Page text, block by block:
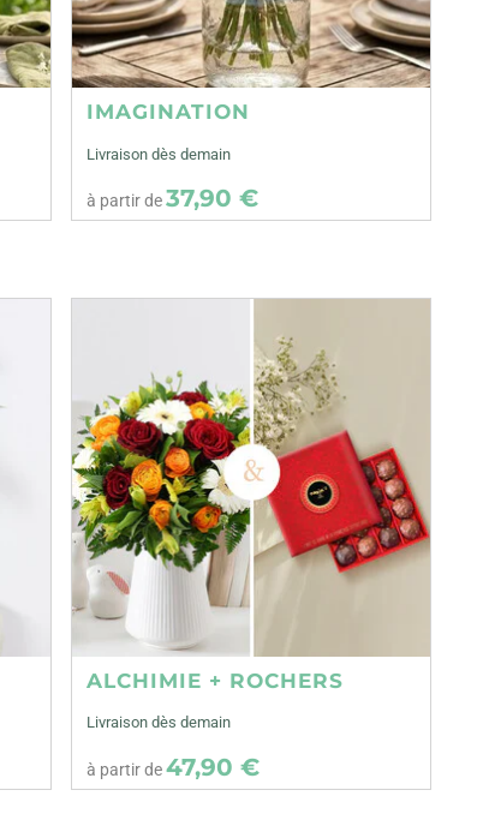
IMAGINATION
Livraison dès demain
à partir de37,90 €
ALCHIMIE + ROCHERS
Livraison dès demain
à partir de47,90 €